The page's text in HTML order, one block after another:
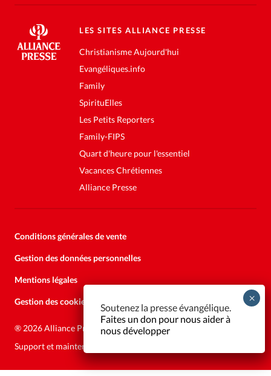
LES SITES ALLIANCE PRESSE
Christianisme Aujourd'hui
Evangéliques.info
Family
SpirituElles
Les Petits Reporters
Family-FIPS
Quart d'heure pour l'essentiel
Vacances Chrétiennes
Alliance Presse
Conditions générales de vente
Gestion des données personnelles
Mentions légales
Gestion des cookies
® 2026 Alliance Presse
Support et maintenance:
Soutenez la presse évangélique.
Faites un don pour nous aider à
nous développer